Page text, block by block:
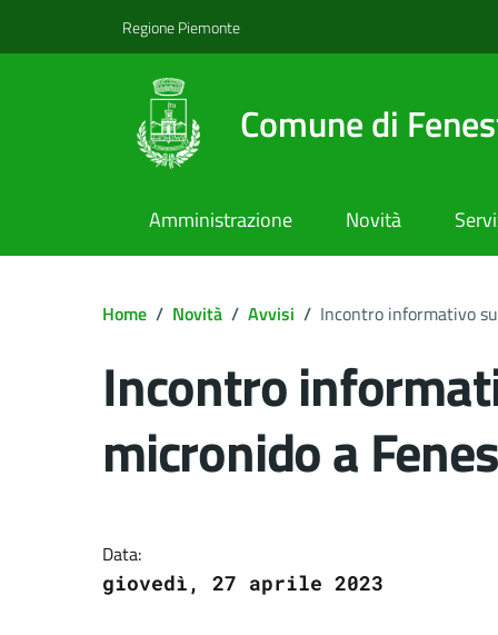
Regione Piemonte
Comune di
Amministrazione Novità
Home / Novità / Avvisi / Incontro informativo
Incontro
micronido a
Data:
giovedì, 27 aprile 2023